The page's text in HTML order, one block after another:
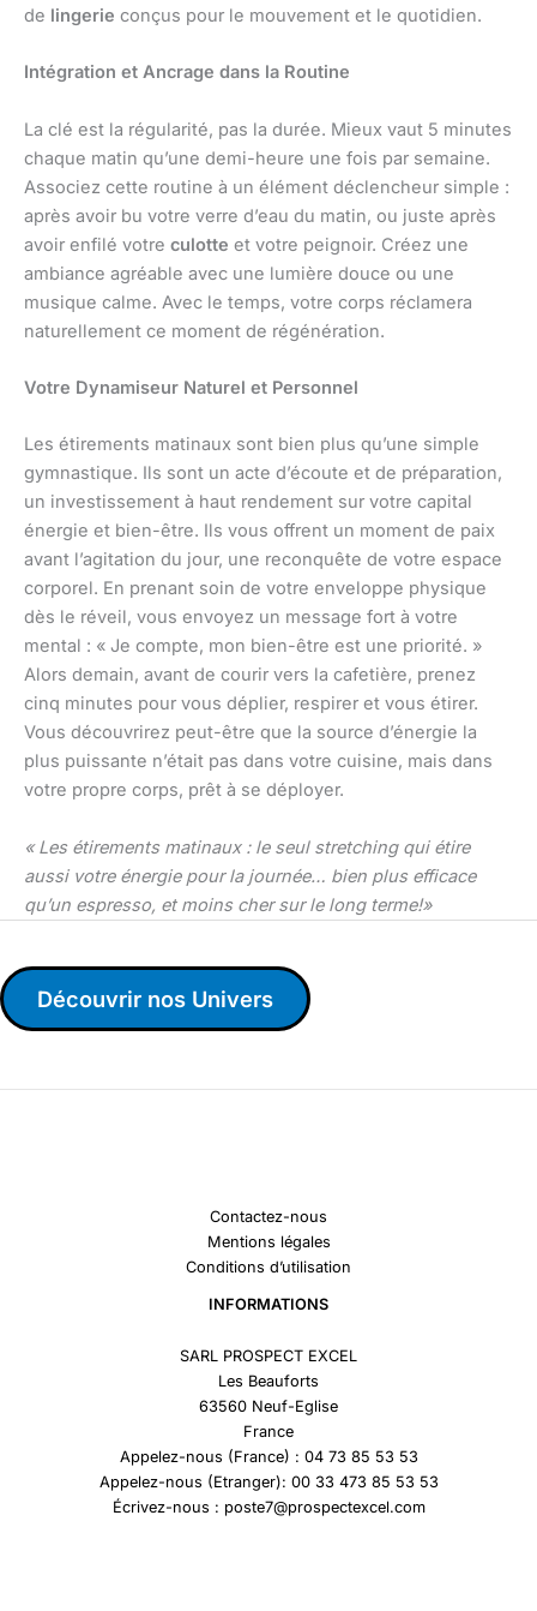
de lingerie conçus pour le mouvement et le quotidien.
Intégration et Ancrage dans la Routine
La clé est la régularité, pas la durée. Mieux vaut 5 minutes
chaque matin qu’une demi-heure une fois par semaine.
Associez cette routine à un élément déclencheur simple :
après avoir bu votre verre d’eau du matin, ou juste après
avoir enfilé votre culotte et votre peignoir. Créez une
ambiance agréable avec une lumière douce ou une
musique calme. Avec le temps, votre corps réclamera
naturellement ce moment de régénération.
Votre Dynamiseur Naturel et Personnel
Les étirements matinaux sont bien plus qu’une simple
gymnastique. Ils sont un acte d’écoute et de préparation,
un investissement à haut rendement sur votre capital
énergie et bien-être. Ils vous offrent un moment de paix
avant l’agitation du jour, une reconquête de votre espace
corporel. En prenant soin de votre enveloppe physique
dès le réveil, vous envoyez un message fort à votre
mental : « Je compte, mon bien-être est une priorité. »
Alors demain, avant de courir vers la cafetière, prenez
cinq minutes pour vous déplier, respirer et vous étirer.
Vous découvrirez peut-être que la source d’énergie la
plus puissante n’était pas dans votre cuisine, mais dans
votre propre corps, prêt à se déployer.
« Les étirements matinaux : le seul stretching qui étire
aussi votre énergie pour la journée… bien plus efficace
qu’un espresso, et moins cher sur le long terme!»
Découvrir nos Univers
Contactez-nous
Mentions légales
Conditions d’utilisation
INFORMATIONS
SARL PROSPECT EXCEL
Les Beauforts
63560 Neuf-Eglise
France
Appelez-nous (France) : 04 73 85 53 53
Appelez-nous (Etranger): 00 33 473 85 53 53
Écrivez-nous : poste7@prospectexcel.com